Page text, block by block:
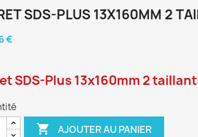
SDS-PLUS 13X160MM 2
€
SDS-Plus 13x160mm 2
 AJOUTER AU PANIER